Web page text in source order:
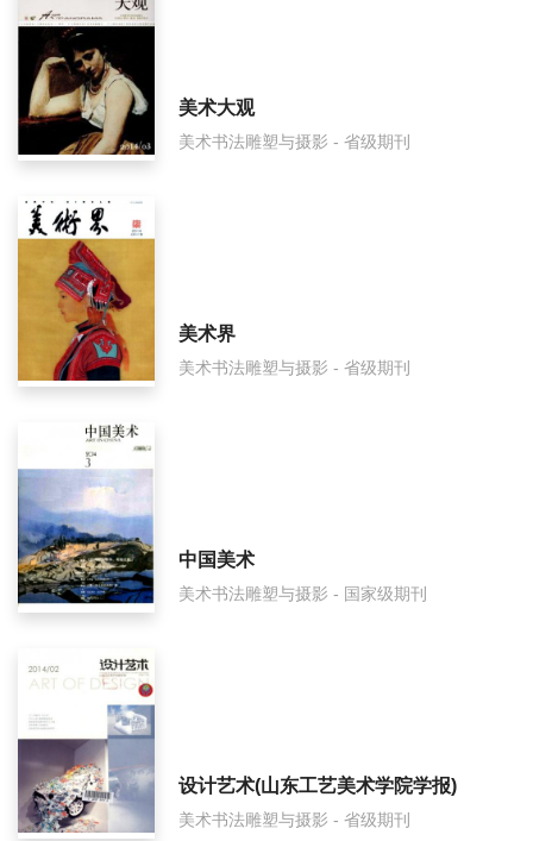
荣宝斋怎么样？
荣宝斋面费如何收取？
荣宝斋是什么级别刊物？
荣宝斋审稿要多久？
荣宝斋是国家级期刊吗？
美术大观
美术书法雕塑与摄影 - 省级期刊
美术界
美术书法雕塑与摄影 - 省级期刊
中国美术
美术书法雕塑与摄影 - 国家级期刊
设计艺术(山东工艺美术学院学报)
美术书法雕塑与摄影 - 省级期刊